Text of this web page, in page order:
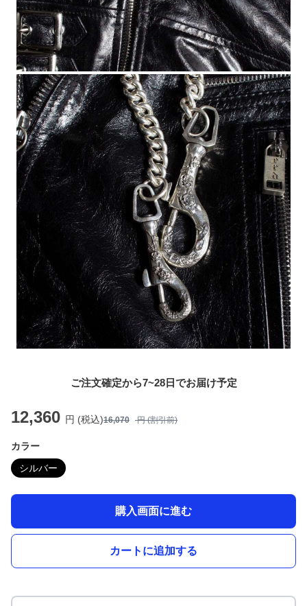
ご注文確定から7~28日でお届け予定
12,360 円 (税込)16,070 円 (割引前)
カラー
シルバー
購入画面に進む
カートに追加する